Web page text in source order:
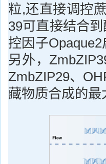
粒,还直接调控
39可直接结合
控因子
另外，
ZmbZIP29、
藏物质合成的最